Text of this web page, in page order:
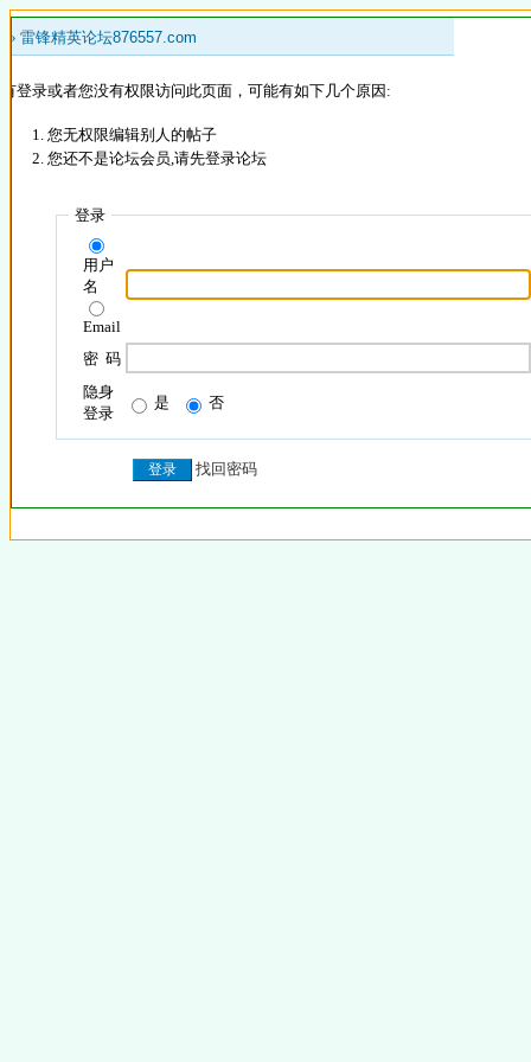
» 雷锋精英论坛876557.com
登录或者您没有权限访问此页面，可能有如下几个原因:
您无权限编辑别人的帖子
您还不是论坛会员,请先登录论坛
登录
用户
名
Email
密 码
隐身
登录
是 否
找回密码